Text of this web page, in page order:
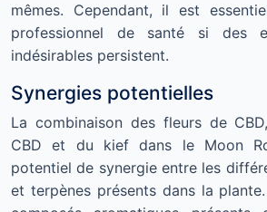
mêmes. Cependant, il est
professionnel de santé si des
indésirables persistent.
Synergies potentielles
La combinaison des fleurs de
CBD et du kief dans le Moon
potentiel de synergie entre les
et terpènes présents dans la